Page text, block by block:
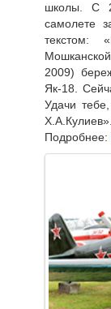
школы. С
самолете
текстом:
2009)
Як-18.
Удачи
Подробнее: